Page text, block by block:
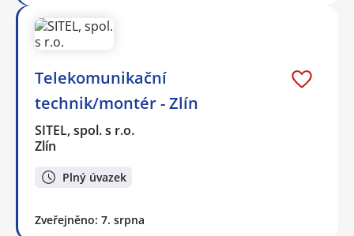
Telekomunikační
technik/montér - Zlín
SITEL, spol. s r.o.
Zlín
Plný úvazek
Zveřejněno: 7. srpna